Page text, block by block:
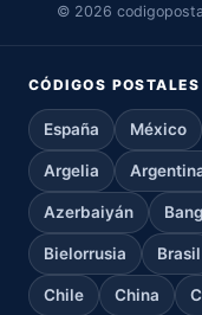
© 2026
CÓDIGOS
España México
Argelia
Azerbaiyán
Bielorrusia Brasil
Chile China